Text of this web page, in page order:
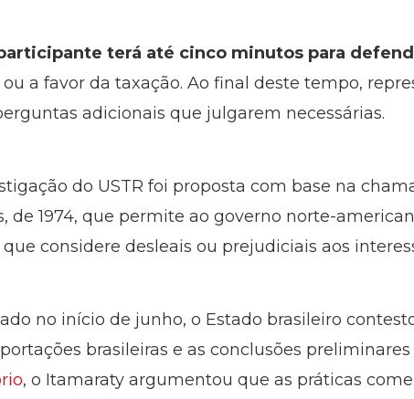
terá até cinco minutos para
a favor da taxação. Ao final deste tempo,
adicionais que julgarem necessárias.
do USTR foi proposta com base na
de 1974, que permite ao governo norte-
que considere desleais ou prejudiciais aos
no início de junho, o Estado brasileiro
brasileiras e as conclusões preliminares
, o Itamaraty argumentou que as práticas